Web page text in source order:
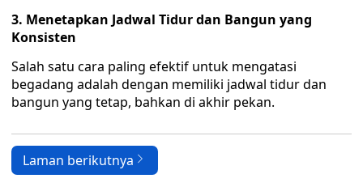
3. Menetapkan Jadwal Tidur dan Bangun yang
Konsisten
Salah satu cara paling efektif untuk mengatasi
begadang adalah dengan memiliki jadwal tidur dan
bangun yang tetap, bahkan di akhir pekan.
Laman berikutnya